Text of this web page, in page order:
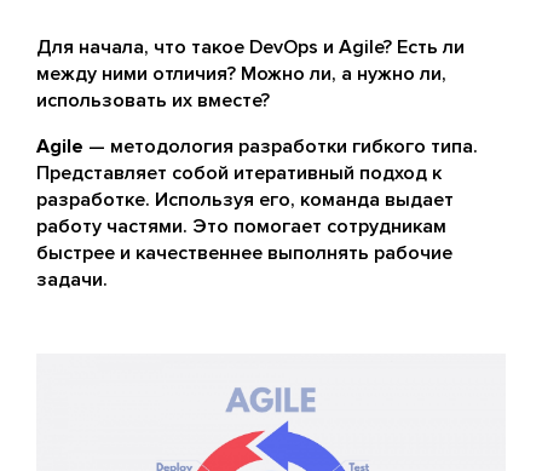
Для начала, что такое DevOps и Agile? Есть ли
между ними отличия? Можно ли, а нужно ли,
использовать их вместе?
Agile — методология разработки гибкого типа.
Представляет собой итеративный подход к
разработке. Используя его, команда выдает
работу частями. Это помогает сотрудникам
быстрее и качественнее выполнять рабочие
задачи.